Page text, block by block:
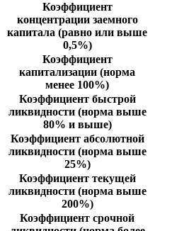
Коэффициент
концентрации заемного
капитала (равно или выше
0,5%)
Коэффициент
капитализации (норма
менее 100%)
Коэффициент быстрой
ликвидности (норма выше
80% и выше)
Коэффициент абсолютной
ликвидности (норма выше
25%)
Коэффициент текущей
ликвидности (норма выше
200%)
Коэффициент срочной